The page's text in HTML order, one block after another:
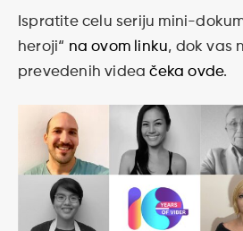
Ispratite celu seriju mini-
heroji“ na ovom linku, dok vas
prevedenih videačeka ovde.